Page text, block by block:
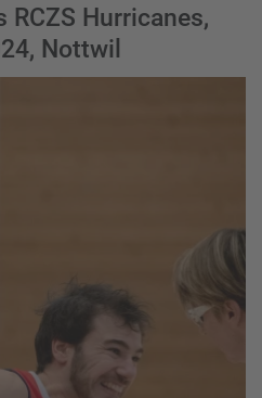
RCZS Hurricanes,
Nottwil